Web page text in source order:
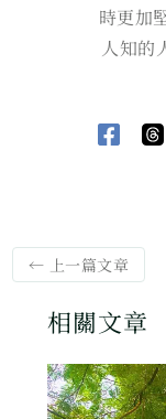
時更加
人知的
← 上一篇文章
相關文章